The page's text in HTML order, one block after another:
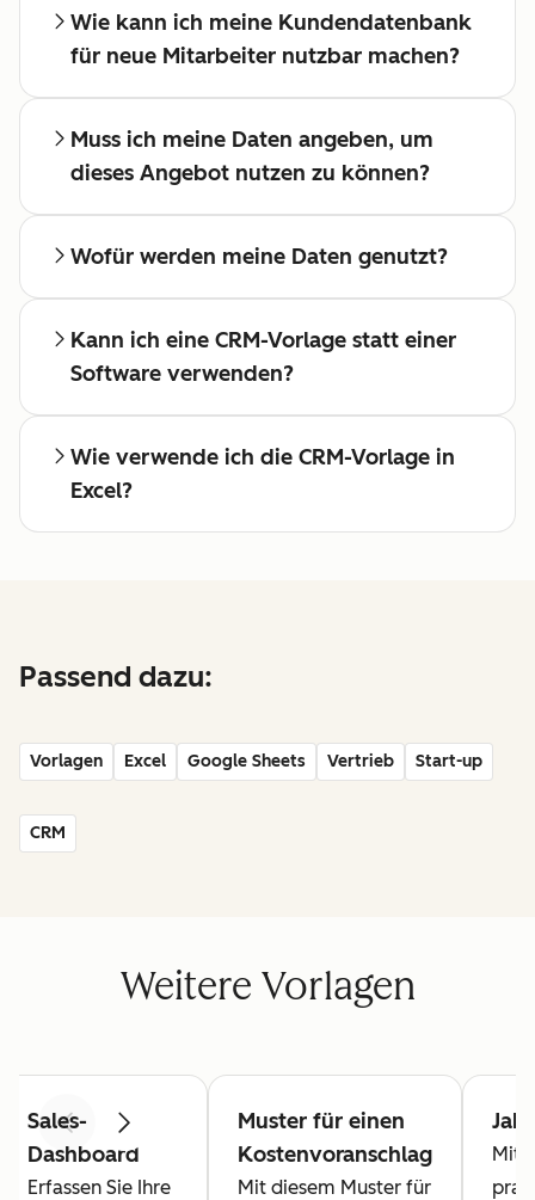
Wie kann ich meine Kundendatenbank
für neue Mitarbeiter nutzbar machen?
Muss ich meine Daten angeben, um
dieses Angebot nutzen zu können?
Wofür werden meine Daten genutzt?
Kann ich eine CRM-Vorlage statt einer
Software verwenden?
Wie verwende ich die CRM-Vorlage in
Excel?
Passend dazu:
Vorlagen Excel Google Sheets Vertrieb Start-up
CRM
Weitere Vorlagen
ZurückWeiter
Sales-
Dashboard
Erfassen Sie Ihre
Muster für einen
Kostenvoranschlag
Mit diesem Muster für
Mit